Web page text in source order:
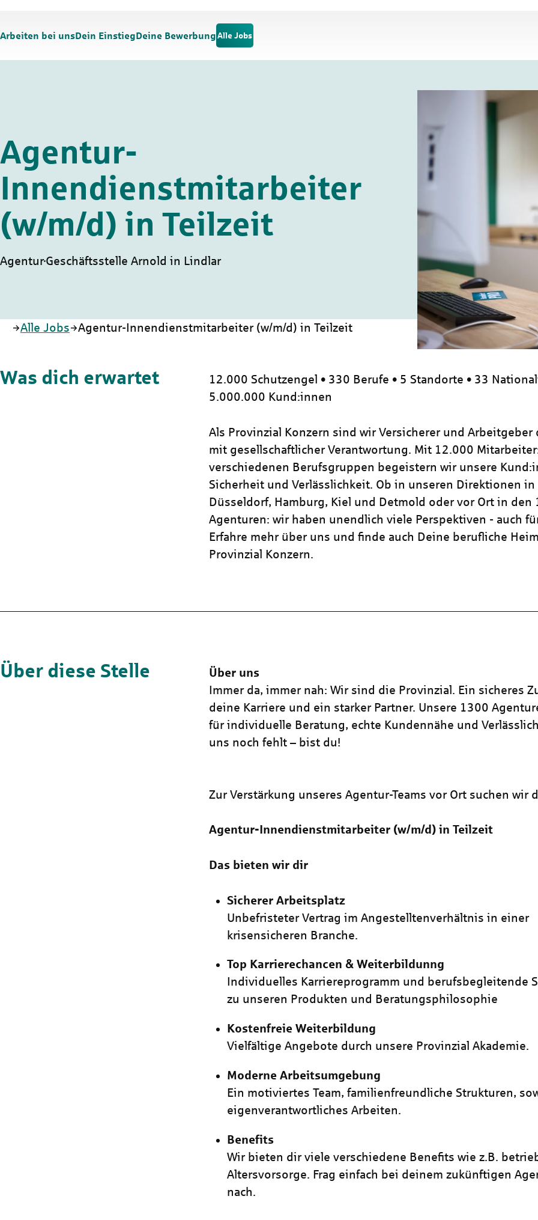
Arbeiten bei unsDein EinstiegDeine Bewerbung Alle Jobs
Agentur-
Innendienstmitarbeiter
(w/m/d) in Teilzeit
AgenturGeschäftsstelle Arnold in Lindlar
Startseite
Alle Jobs Agentur-Innendienstmitarbeiter (w/m/d) in Teilzeit
Was dich erwartet
12.000 Schutzengel • 330 Berufe • 5 Standorte • 33
5.000.000 Kund:innen
Als Provinzial Konzern sind wir Versicherer und Arbeitgeber
mit gesellschaftlicher Verantwortung. Mit 12.000
verschiedenen Berufsgruppen begeistern wir unsere
Sicherheit und Verlässlichkeit. Ob in unseren Direktionen in
Düsseldorf, Hamburg, Kiel und Detmold oder vor Ort in den
Agenturen: wir haben unendlich viele Perspektiven - auch
Erfahre mehr über uns und finde auch Deine berufliche
Provinzial Konzern.
Über diese Stelle
Über uns
Immer da, immer nah: Wir sind die Provinzial. Ein sicheres
deine Karriere und ein starker Partner. Unsere 1300
für individuelle Beratung, echte Kundennähe und
uns noch fehlt – bist du!
Zur Verstärkung unseres Agentur-Teams vor Ort suchen wir
Agentur-Innendienstmitarbeiter (w/m/d) in Teilzeit
Das bieten wir dir
Sicherer Arbeitsplatz
Unbefristeter Vertrag im Angestelltenverhältnis in einer
krisensicheren Branche.
Top Karrierechancen & Weiterbildunng
Individuelles Karriereprogramm und berufsbegleitende
zu unseren Produkten und Beratungsphilosophie
Kostenfreie Weiterbildung
Vielfältige Angebote durch unsere Provinzial Akademie.
Moderne Arbeitsumgebung
Ein motiviertes Team, familienfreundliche Strukturen,
eigenverantwortliches Arbeiten.
Benefits
Wir bieten dir viele verschiedene Benefits wie z.B.
Altersvorsorge. Frag einfach bei deinem zukünftigen
nach.